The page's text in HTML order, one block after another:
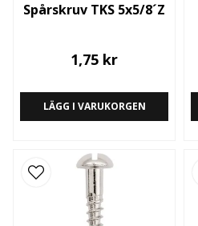
Spårskruv TKS 5x5/8´Z
1,75 kr
LÄGG I VARUKORGEN